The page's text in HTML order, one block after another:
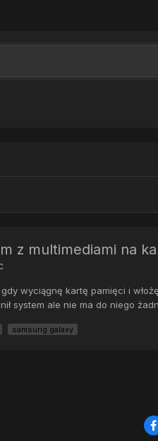
z multimediami na
wyciągnę kartę pamięci i
system ale nie ma do niego
samsung galaxy